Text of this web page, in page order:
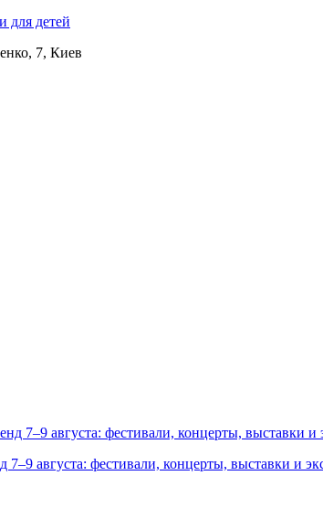
для детей
7, Киев
7–9 августа: фестивали, концерты, выставки и